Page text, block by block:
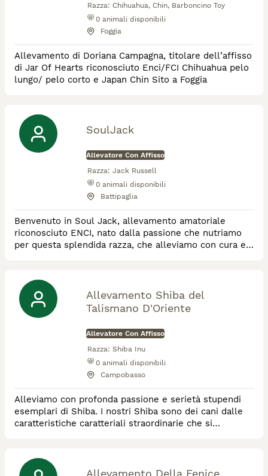
Razza: Chihuahua, Chin, Barboncino Toy
0 animali disponibili
Foggia
Allevamento di Doriana Campagna, titolare dell’affisso
di Jar Of Hearts riconosciuto Enci/FCI Chihuahua pelo
lungo/ pelo corto e Japan Chin Sito a Foggia
SoulJack
Allevatore Con Affisso
Razza: Jack Russell
0 animali disponibili
Battipaglia
Benvenuto in Soul Jack, allevamento amatoriale
riconosciuto ENCI, nato dalla passione che nutriamo
per questa splendida razza, che alleviamo con cura e
canina. Prestiamo particolare attenzione in merito alla
salute, al benessere e al temperamento dei piccolini,
curandone anche la socializzazione
Allevamento Shiba del
Talismano D'Oriente
Allevatore Con Affisso
Razza: Shiba Inu
0 animali disponibili
Campobasso
Alleviamo con profonda passione e serietà stupendi
esemplari di Shiba. I nostri Shiba sono dei cani dalle
caratteristiche caratteriali straordinarie che si
Allevamento Della Fenice